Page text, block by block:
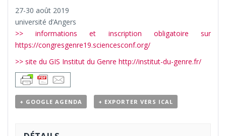
27-30 août 2019
université d’Angers
>> informations et inscription obligatoire sur
https://congresgenre19.sciencesconf.org/
>> site du GIS Institut du Genre http://institut-du-genre.fr/
+ GOOGLE AGENDA + EXPORTER VERS ICAL